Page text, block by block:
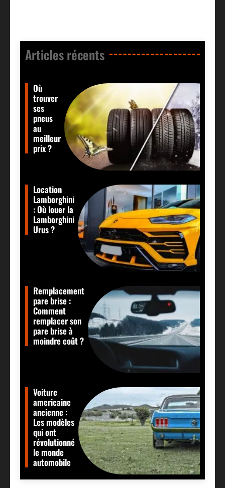
Articles récents​
Où
trouver
ses
pneus
au
meilleur
prix ?
Location
Lamborghini
: Où louer la
Lamborghini
Urus ?
Remplacement
pare brise :
Comment
remplacer son
pare brise à
moindre coût ?
Voiture
americaine
ancienne :
Les modèles
qui ont
révolutionné
le monde
automobile